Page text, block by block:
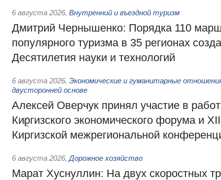
6 августа 2026, Внутренний и въездной туризм
Дмитрий Чернышенко: Порядка 110
популярного туризма в 35 регионах
Десятилетия науки и технологий
6 августа 2026, Экономические и гуманитарные
двусторонней основе
Алексей Оверчук принял участие в
Киргизского экономического форума и
Киргизской межрегиональной
6 августа 2026, Дорожное хозяйство
Марат Хуснуллин: На двух скоростных